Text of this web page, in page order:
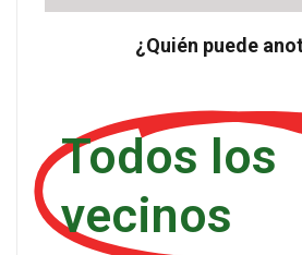
¿Quién puede
Todos los
vecinos